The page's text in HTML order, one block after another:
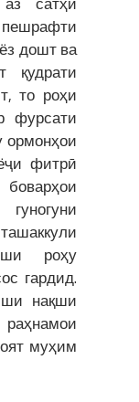
дошт ва
то роҳи
фурсати
ормонҳои
фитрӣ
роҳу
гардид.
нақши
муҳим